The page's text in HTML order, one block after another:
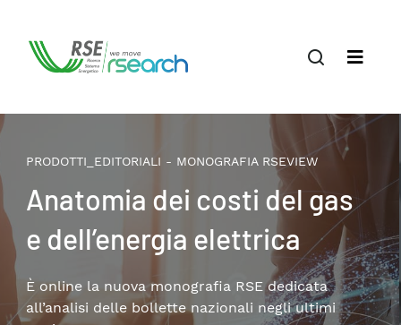
PRODOTTI_EDITORIALI - MONOGRAFIA RSEVIEW
Il terziario privato nella
transizione energetica:
patrimonio edilizio,
consumi e soluzioni